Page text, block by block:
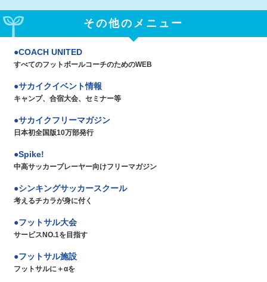
その他のメニュー
COACH UNITED
すべてのフットボールコーチのためのWEB
サカイクイベント情報
キャンプ、合宿大会、セミナー等
サカイクフリーマガジン
日本初全国版10万部発行
Spike!
中高サッカープレーヤー向けフリーマガジン
シンキングサッカースクール
考えるチカラが身に付く
フットサル大会
サービスNO.1を目指す
フットサル施設
フットサルに＋αを